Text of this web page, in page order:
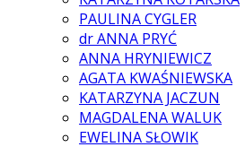
PAULINA CYGLER
dr ANNA PRYĆ
ANNA HRYNIEWICZ
AGATA KWAŚNIEWSKA
KATARZYNA JACZUN
MAGDALENA WALUK
EWELINA SŁOWIK